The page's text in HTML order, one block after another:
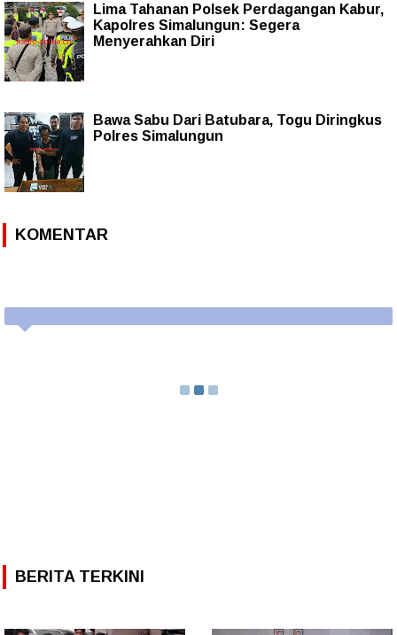
Lima Tahanan Polsek Perdagangan Kabur,
Kapolres Simalungun: Segera
Menyerahkan Diri
Bawa Sabu Dari Batubara, Togu Diringkus
Polres Simalungun
KOMENTAR
BERITA TERKINI